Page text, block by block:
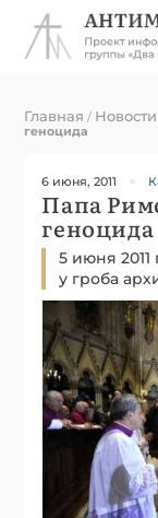
Главная / Новости
геноцида
6 июня, 2011
Папа
геноцида
5 июня 2011
у гроба